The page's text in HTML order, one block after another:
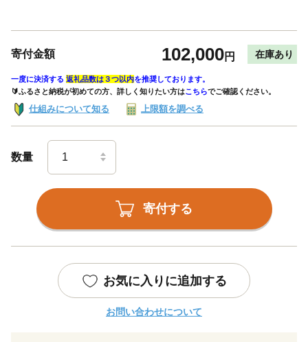
寄付金額 102,000円 在庫あり
一度に決済する 返礼品数は３つ以内を推奨しております。
🔰ふるさと納税が初めての方、詳しく知りたい方はこちらでご確認ください。
仕組みについて知る 上限額を調べる
数量
寄付する
お気に入りに追加する
お問い合わせについて